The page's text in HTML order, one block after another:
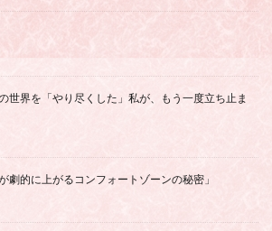
世界を「やり尽くした」私が、もう一度立ち止ま
劇的に上がるコンフォートゾーンの秘密」